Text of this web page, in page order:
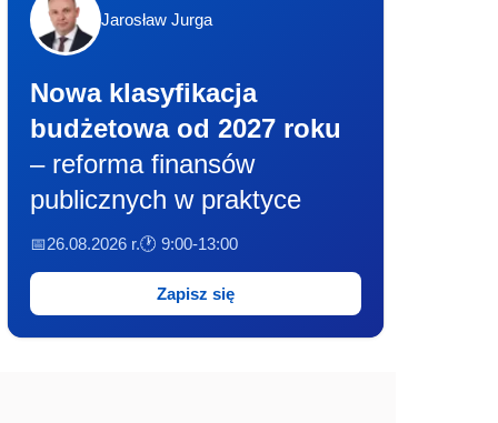
Jarosław Jurga
Nowa klasyfikacja
budżetowa od 2027 roku
– reforma finansów
publicznych w praktyce
📅26.08.2026 r.🕐 9:00-13:00
Zapisz się